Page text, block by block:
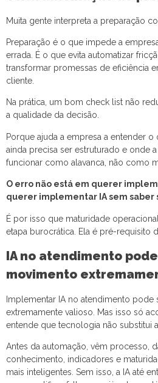
Muita gente interpreta a preparação
Preparação é o que impede a
errada. É o que evita automatizar
transformar promessas de eficiência
cliente.
Na prática, um bom check list não
a qualidade da decisão.
Porque ajuda a empresa a entender
ainda precisa ser estruturado e onde
funcionar como alavanca, não como
O erro não está em querer
querer implementar IA sem saber
É por isso que maturidade
etapa burocrática. Ela é pré-requisito
IA no atendimento
movimento
Implementar IA no atendimento pode
extremamente valioso. Mas isso só
entende que tecnologia não substitui
Antes da automação, vêm processo,
conhecimento, indicadores e
mais inteligentes. Sem isso, a IA até